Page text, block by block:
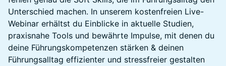
Unterschied machen. In unserem kostenfreien Live-
Webinar erhältst du Einblicke in aktuelle Studien,
praxisnahe Tools und bewährte Impulse, mit denen du
deine Führungskompetenzen stärken & deinen
Führungsalltag effizienter und stressfreier gestalten